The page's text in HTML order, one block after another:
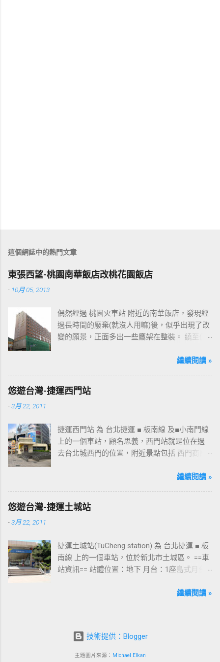
這個網誌中的熱門文章
東張西望-桃園南華飯店改桃花園飯店
- 10月 05, 2013
偶然經過 桃園火車站 附近的南華飯店，發現經
過長時間的廢棄(就沒人用嘛)後，似乎出現了改
變的願景，正面多出一些鷹架在整裝。 繞至側
桃園的民眾又有一個聚餐旅遊的好去處囉!!但今
趴走將持續為讀者們追蹤其動態消息，請各位
開始期待開幕日的來臨吧！ 南華飯店施工中現
繼續閱讀 »
悠遊台灣-捷運西門站
-3月 22, 2011
捷運西門站 為 台北捷運 ■ 板南線 及■小南門線
上的一個車站，顧名思義，西門站就是位在過
去台北城西門的位置，附近景點包括 西門商圈
圖中的六號出口，因位處 西門商圈 之入口，成
等候的標的物，也是是最容易堵塞的出口。 捷
運西門站六號出口&西門町商圈 板南線上車站 [
站 ] - [ 龍山寺站 ] - [ 西門站 ] - [ 台北車站 ] - [
善導寺站 ] - [ 忠孝新生站 ] - [ 忠孝復興站 ] - [
忠孝敦化站 ] - [ 國父紀念館站 ] - [ 市政府站
繼續閱讀 »
悠遊台灣-捷運土城站
-3月 22, 2011
捷運土城站(TuCheng station) 為 台北捷運 ■ 板
南線 上的一個車站，位於新北市土城區。 ==車
站資訊== 站體位置：地下 月台：1座島式月台
站 ] ---->往 板橋站 、 台北車站 、 南港展覽館
寺站 ] - [ 西門站 ] - [ 台北車站 ] - [ 善導寺站 ] -
[ 忠孝新生站 ] - [ 忠孝復興站 ] - [ 忠孝敦化站
繼續閱讀 »
技術提供：Blogger
主題圖片來源： Michael Elkan